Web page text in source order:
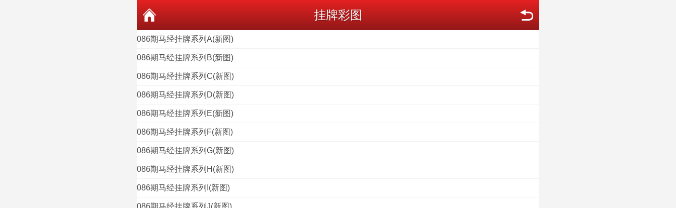
挂牌彩图
086期马经挂牌系列A(新图)
086期马经挂牌系列B(新图)
086期马经挂牌系列C(新图)
086期马经挂牌系列D(新图)
086期马经挂牌系列E(新图)
086期马经挂牌系列F(新图)
086期马经挂牌系列G(新图)
086期马经挂牌系列H(新图)
086期马经挂牌系列I(新图)
086期马经挂牌系列J(新图)